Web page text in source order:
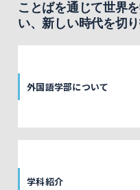
ことばを通じて世界
い、新しい時代を切り
外国語学部について
学科紹介